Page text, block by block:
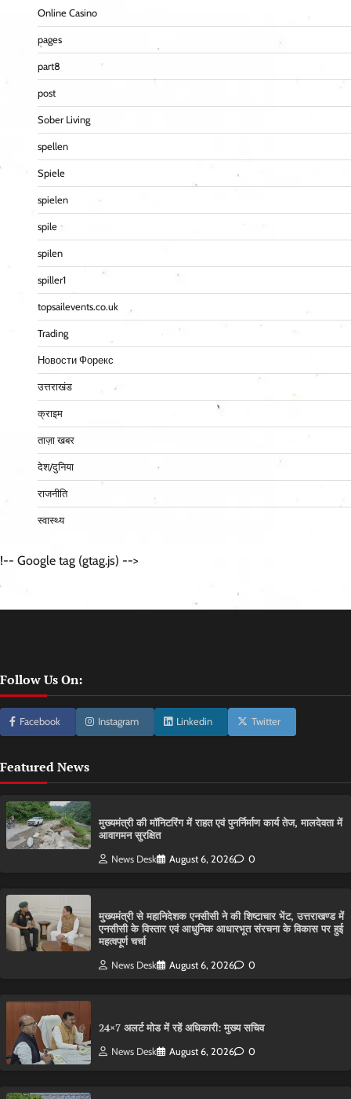
Online Casino
pages
part8
post
Sober Living
spellen
Spiele
spielen
spile
spilen
spiller1
topsailevents.co.uk
Trading
Новости Форекс
उत्तराखंड
क्राइम
ताज़ा खबर
देश/दुनिया
राजनीति
स्वास्थ्य
!-- Google tag (gtag.js) -->
Follow Us On:
Facebook Instagram Linkedin Twitter
Featured News
मुख्यमंत्री की मॉनिटरिंग में राहत एवं पुनर्निर्माण कार्य तेज, मालदेवता में
आवागमन सुरक्षित
News Desk August 6, 2026 0
मुख्यमंत्री से महानिदेशक एनसीसी ने की शिष्टाचार भेंट, उत्तराखण्ड में
एनसीसी के विस्तार एवं आधुनिक आधारभूत संरचना के विकास पर हुई
महत्वपूर्ण चर्चा
News Desk August 6, 2026 0
24×7 अलर्ट मोड में रहें अधिकारी: मुख्य सचिव
News Desk August 6, 2026 0